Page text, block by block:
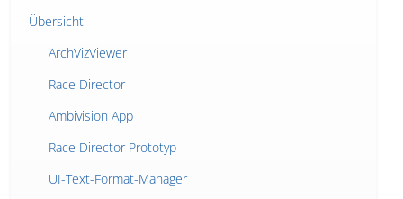
Übersicht
ArchVizViewer
Race Director
Ambivision App
Race Director Prototyp
UI-Text-Format-Manager